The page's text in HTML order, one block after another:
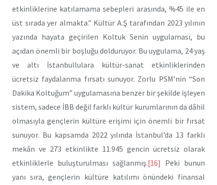
etkinliklerine katılamama sebepleri arasında, %45 ile en
üst sırada yer almakta.” Kültür A.Ş tarafından 2023 yılının
yazında hayata geçirilen Koltuk Senin uygulaması, bu
açıdan önemli bir boşluğu dolduruyor. Bu uygulama, 24 yaş
ve altı İstanbullulara kültür-sanat etkinliklerinden
ücretsiz faydalanma fırsatı sunuyor. Zorlu PSM’nin “Son
Dakika Koltuğum” uygulamasına benzer bir şekilde işleyen
sistem, sadece İBB değil farklı kültür kurumlarının da dâhil
olmasıyla gençlerin kültüre erişimi için önemli bir fırsat
sunuyor. Bu kapsamda 2022 yılında İstanbul’da 13 farklı
mekân ve 273 etkinlikte 11.945 gencin ücretsiz olarak
etkinliklerle buluşturulması sağlanmış.[16] Peki bunun
yanı sıra, gençlerin kültüre katılımı önündeki finansal